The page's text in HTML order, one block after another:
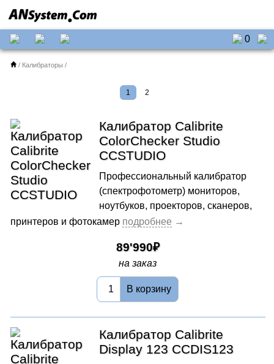
0
Калибраторы
1 2
Калибратор Calibrite
ColorChecker Studio
CCSTUDIO
Профессиональный калибратор
(спектрофотометр) мониторов,
ноутбуков, проекторов, сканеров,
принтеров и фотокамер
89'990
на заказ
В корзину
Калибратор Calibrite
Display 123 CCDIS123